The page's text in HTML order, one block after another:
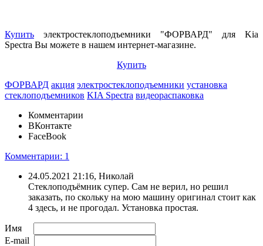
Купить электростеклоподъемники "ФОРВАРД" для Kia
Spectra Вы можете в нашем интернет-магазине.
Купить
ФОРВАРД акция электростеклоподъемники установка
стеклоподъемников KIA Spectra видеораспаковка
Комментарии
ВКонтакте
FaceBook
Комментарии: 1
24.05.2021 21:16, Николай
Стеклоподъёмник супер. Сам не верил, но решил
заказать, по скольку на мою машину оригинал стоит как
4 здесь, и не прогодал. Установка простая.
Имя
E-mail